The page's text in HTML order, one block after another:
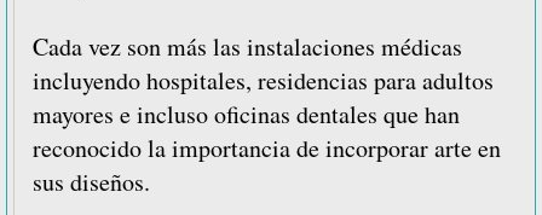
Cada vez son más las instalaciones médicas
incluyendo hospitales, residencias para adultos
mayores e incluso oficinas dentales que han
reconocido la importancia de incorporar arte en
sus diseños.